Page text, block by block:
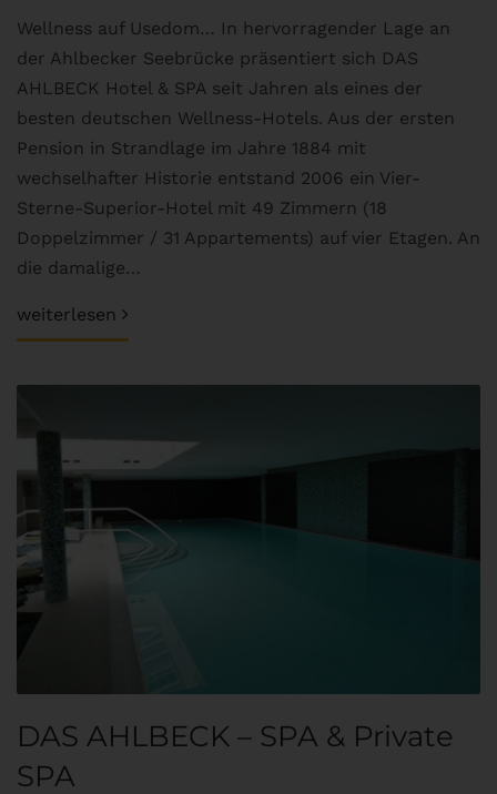
Wellness auf Usedom… In hervorragender Lage an
der Ahlbecker Seebrücke präsentiert sich DAS
AHLBECK Hotel & SPA seit Jahren als eines der
besten deutschen Wellness-Hotels. Aus der ersten
Pension in Strandlage im Jahre 1884 mit
wechselhafter Historie entstand 2006 ein Vier-
Sterne-Superior-Hotel mit 49 Zimmern (18
Doppelzimmer / 31 Appartements) auf vier Etagen. An
die damalige…
weiterlesen
DAS AHLBECK – SPA & Private
SPA